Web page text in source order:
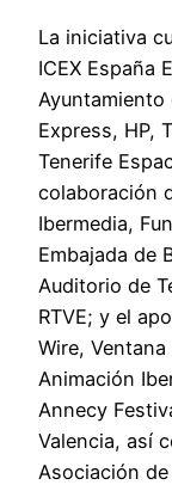
La iniciativa
ICEX España
Ayuntamiento
Express, HP,
Tenerife
colaboración
Ibermedia,
Embajada de
Auditorio de
RTVE; y el
Wire,
Animación
Annecy
Valencia, así
Asociación